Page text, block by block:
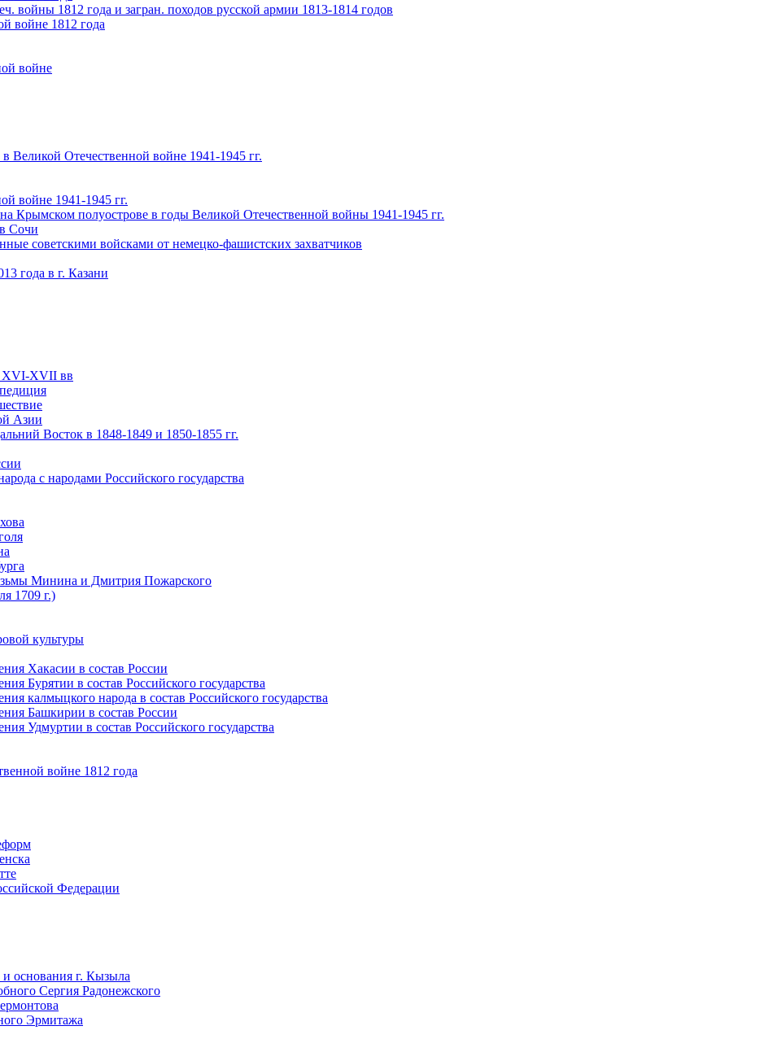
войны 1812 года и загран. походов русской армии 1813-1814 годов
войне 1812 года
войне
Отечественной войне 1941-1945 гг.
войне 1941-1945 гг.
Крымском полуострове в годы Великой Отечественной войны 1941-1945 гг.
Сочи
советскими войсками от немецко-фашистских захватчиков
года в г. Казани
XVI-XVII вв
Азии
Восток в 1848-1849 и 1850-1855 гг.
с народами Российского государства
Минина и Дмитрия Пожарского
1709 г.)
культуры
Хакасии в состав России
Бурятии в состав Российского государства
калмыцкого народа в состав Российского государства
Башкирии в состав России
Удмуртии в состав Российского государства
войне 1812 года
Федерации
основания г. Кызыла
Сергия Радонежского
Эрмитажа